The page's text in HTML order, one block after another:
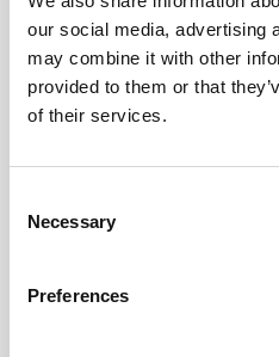
our social media, advertising
may combine it with other
provided to them or that
of their services.
Selection
Necessary
Preferences
BONIFACIO - SPERONE
Le patio - réf 302